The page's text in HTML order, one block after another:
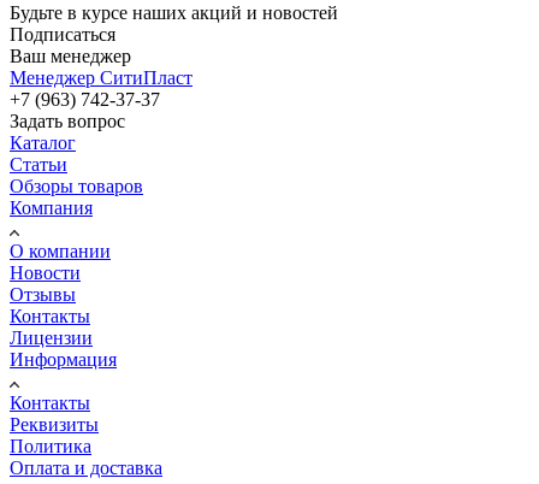
Будьте в курсе наших акций и новостей
Подписаться
Ваш менеджер
Менеджер СитиПласт
+7 (963) 742-37-37
Задать вопрос
Каталог
Статьи
Обзоры товаров
Компания
О компании
Новости
Отзывы
Контакты
Лицензии
Информация
Контакты
Реквизиты
Политика
Оплата и доставка